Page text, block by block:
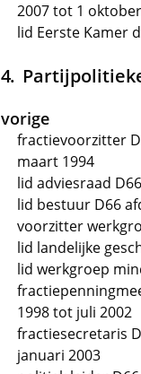
2007 tot 1
lid Eerste Kamer
vorige
fractievoorzitter
maart 1994
lid adviesraad
lid bestuur D66
voorzitter
lid landelijke
lid werkgroep
1998 tot juli 2002
fractiesecretaris
januari 2003